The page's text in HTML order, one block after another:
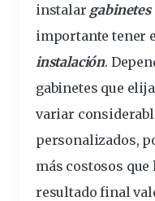
instalar gabinetes
importante tener
instalación.
gabinetes que
variar
personalizados,
más costosos
resultado final